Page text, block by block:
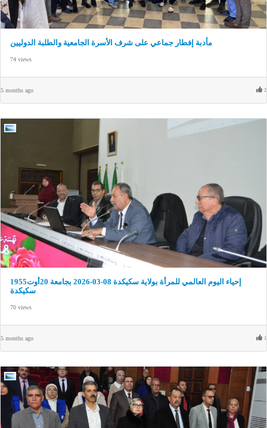
مأدبة إفطار جماعي على شرف الأسرة الجامعية والطلبة الدوليين
74 views
5 months ago 2
إحياء اليوم العالمي للمرأة بولاية سكيكدة 08-03-2026 بجامعة 20أوت1955
سكيكدة
70 views
5 months ago 1